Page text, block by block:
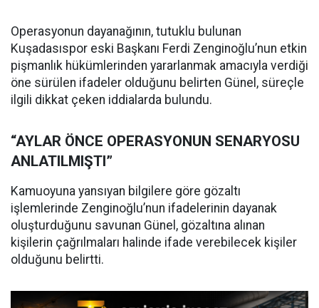
Operasyonun dayanağının, tutuklu bulunan
Kuşadasıspor eski Başkanı Ferdi Zenginoğlu’nun etkin
pişmanlık hükümlerinden yararlanmak amacıyla verdiği
öne sürülen ifadeler olduğunu belirten Günel, süreçle
ilgili dikkat çeken iddialarda bulundu.
“AYLAR ÖNCE OPERASYONUN SENARYOSU
ANLATILMIŞTI”
Kamuoyuna yansıyan bilgilere göre gözaltı
işlemlerinde Zenginoğlu’nun ifadelerinin dayanak
oluşturduğunu savunan Günel, gözaltına alınan
kişilerin çağrılmaları halinde ifade verebilecek kişiler
olduğunu belirtti.